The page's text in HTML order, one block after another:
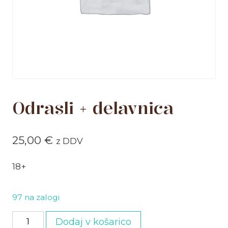
Odrasli + delavnica
25,00 € z DDV
18+
97 na zalogi
Odrasli
Dodaj v košarico